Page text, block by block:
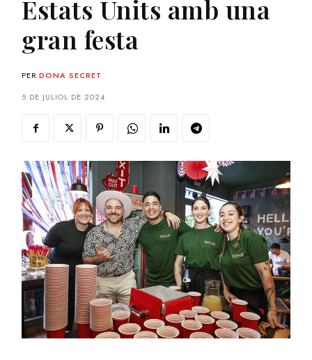
Estats Units amb una
gran festa
PER DONA SECRET
5 DE JULIOL DE 2024